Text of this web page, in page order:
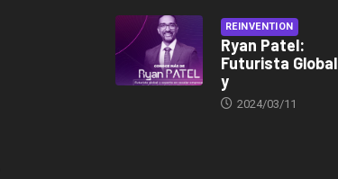
REINVENTION
Ryan Patel:
Futurista Global
y
2024/03/11